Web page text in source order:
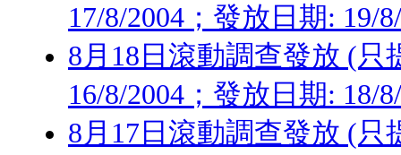
17/8/2004；發放日期: 19/
8月18日滾動調查發放 (只
16/8/2004；發放日期: 18/
8月17日滾動調查發放 (只